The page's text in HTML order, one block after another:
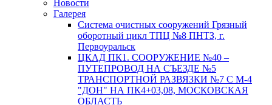
Новости
Галерея
Система очистных сооружений Грязный
оборотный цикл ТПЦ №8 ПНТЗ, г.
Первоуральск
ЦКАД ПК1. СООРУЖЕНИЕ №40 –
ПУТЕПРОВОД НА СЪЕЗДЕ №5
ТРАНСПОРТНОЙ РАЗВЯЗКИ №7 С М-4
"ДОН" НА ПК4+03,08, МОСКОВСКАЯ
ОБЛАСТЬ